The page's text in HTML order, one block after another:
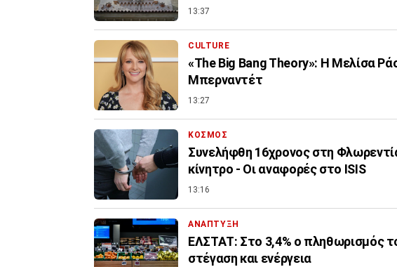
13:37
CULTURE
«The Big Bang Theory»: Η Μελίσα
Μπερναντέτ
13:27
ΚΟΣΜΟΣ
Συνελήφθη 16χρονος στη
κίνητρο - Οι αναφορές στο ISIS
13:16
ΑΝΑΠΤΥΞΗ
ΕΛΣΤΑΤ: Στο 3,4% ο πληθωρισμός
στέγαση και ενέργεια